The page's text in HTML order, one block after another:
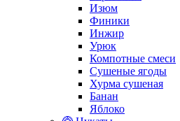
Изюм
Финики
Инжир
Урюк
Компотные смеси
Сушеные ягоды
Хурма сушеная
Банан
Яблоко